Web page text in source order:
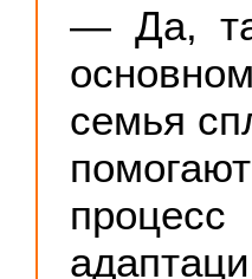
— Да,
семья